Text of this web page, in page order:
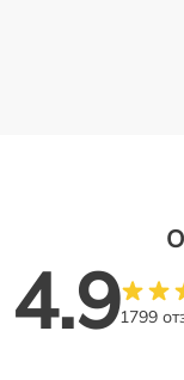
4.91799